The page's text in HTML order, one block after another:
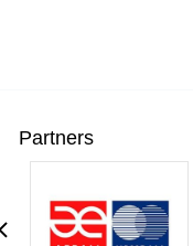
Partners